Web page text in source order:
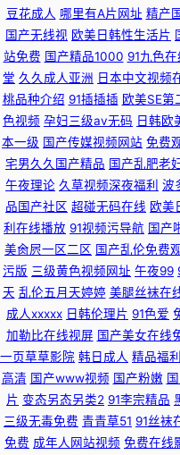
豆花成人 哪里有A片网址 精产
国产无线视 欧美日韩性生活片
站免费 国产精品1000 91九色
堂 久久成人亚洲 日本中文视频
桃品种介绍 91插插插 欧美SE第
色视频 孕妇三级av无码 日韩欧
本一级 国产传媒视频网站 免费
宅男久久国产精品 国产乱肥老
午夜理论 久草视频深夜福利 波
品国产社区 超碰无码在线 欧美
利在线播放 91视频污导航 国产
美肏屄一区二区 国产乱伦免费
污版 三级黄色视频网址 午夜99
天 乱伦五月天婷婷 美腿丝袜在
成人xxxxx 日韩伦理片 91色爱
加勒比在线视屏 国产美女在线
一页草草影院 韩日成人 精品福利
高清 国产www视频 国产粉嫩
片 变态另态另类2 91李宗精品
三级无毒免费 青青草51 91丝袜
免费 成年人网站视频 免费在线